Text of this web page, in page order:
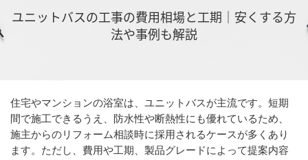
ユニットバスの工事の費用相場と工期｜安くする方
法や事例も解説
住宅やマンションの浴室は、ユニットバスが主流です。短期
間で施工できるうえ、防水性や断熱性にも優れているため、
施主からのリフォーム相談時に採用されるケースが多くあり
ます。ただし、費用や工期、製品グレードによって提案内容